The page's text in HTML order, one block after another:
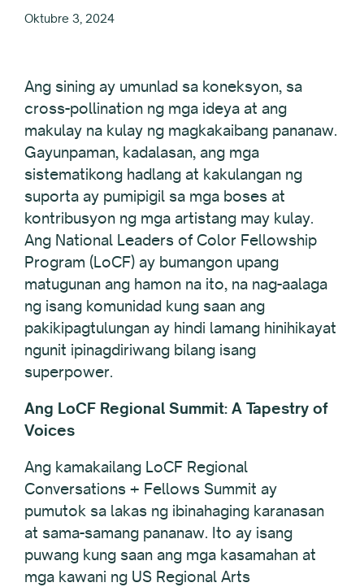
Oktubre 3, 2024
Ang sining ay umunlad sa koneksyon, sa
cross-pollination ng mga ideya at ang
makulay na kulay ng magkakaibang pananaw.
Gayunpaman, kadalasan, ang mga
sistematikong hadlang at kakulangan ng
suporta ay pumipigil sa mga boses at
kontribusyon ng mga artistang may kulay.
Ang National Leaders of Color Fellowship
Program (LoCF) ay bumangon upang
matugunan ang hamon na ito, na nag-aalaga
ng isang komunidad kung saan ang
pakikipagtulungan ay hindi lamang hinihikayat
ngunit ipinagdiriwang bilang isang
superpower.
Ang LoCF Regional Summit: A Tapestry of
Voices
Ang kamakailang LoCF Regional
Conversations + Fellows Summit ay
pumutok sa lakas ng ibinahaging karanasan
at sama-samang pananaw. Ito ay isang
puwang kung saan ang mga kasamahan at
mga kawani ng US Regional Arts